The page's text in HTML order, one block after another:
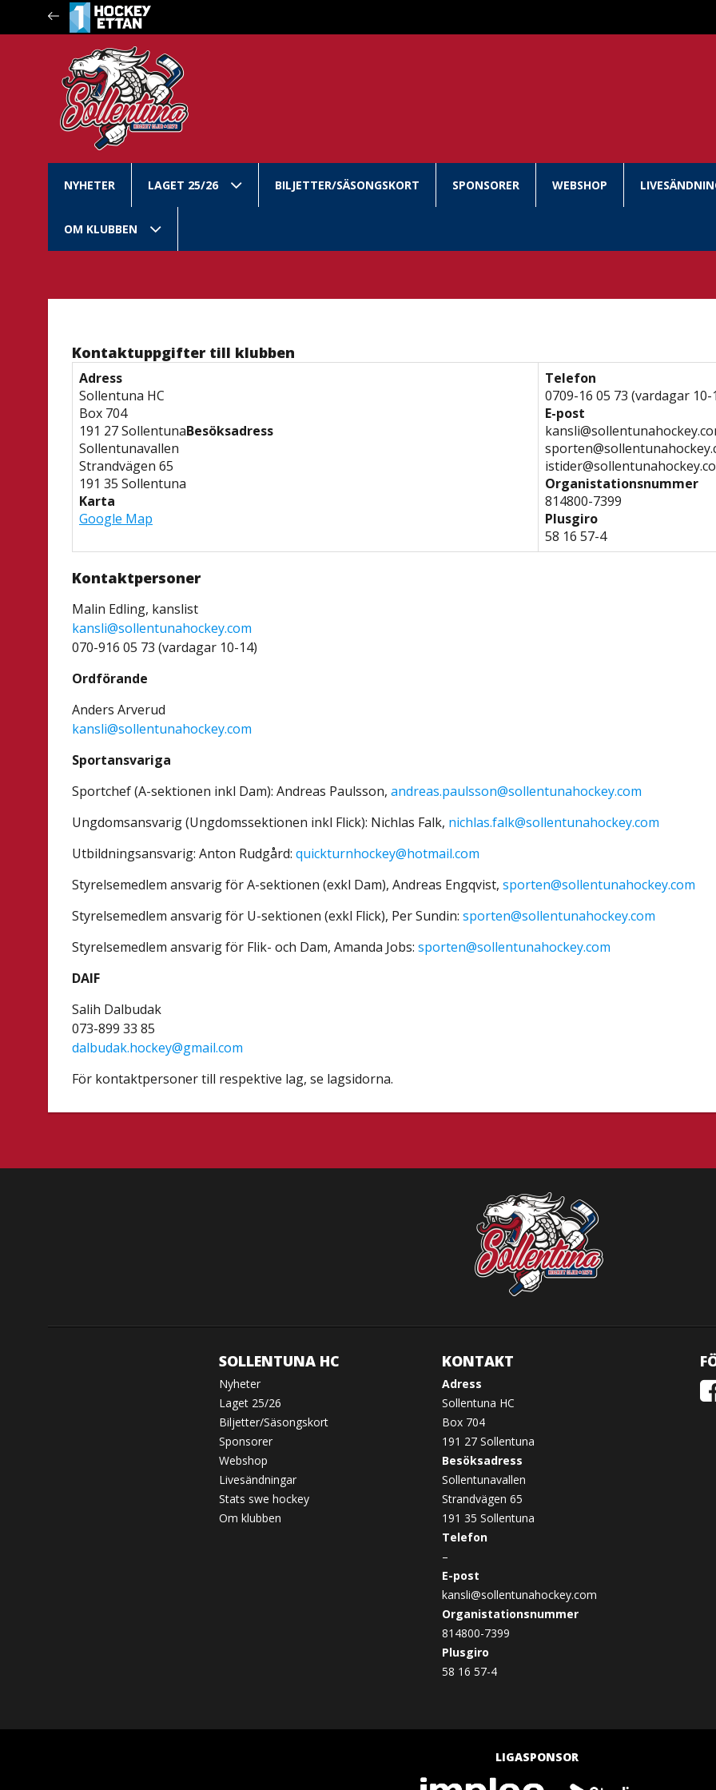
NYHETER LAGET 25/26 BILJETTER/SÄSONGSKORT SPONSORER WEBSHOP
OM KLUBBEN
Kontaktuppgifter till klubben
Adress
Sollentuna HC
Box 704
191 27 SollentunaBesöksadress
Sollentunavallen
Strandvägen 65
191 35 Sollentuna
Karta
Google Map
Telefon
0709-16 05 73 (vardagar 10-
E-post
Organistationsnummer
814800-7399
Plusgiro
58 16 57-4
Kontaktpersoner
Malin Edling, kanslist
kansli@sollentunahockey.com
070-916 05 73 (vardagar 10-14)
Ordförande
Anders Arverud
kansli@sollentunahockey.com
Sportansvariga
Sportchef (A-sektionen inkl Dam): Andreas Paulsson, andreas.paulsson@sollentunahockey.com
Ungdomsansvarig (Ungdomssektionen inkl Flick): Nichlas Falk, nichlas.falk@sollentunahockey.com
Utbildningsansvarig: Anton Rudgård: quickturnhockey@hotmail.com
Styrelsemedlem ansvarig för A-sektionen (exkl Dam), Andreas Engqvist, sporten@sollentunahockey.com
Styrelsemedlem ansvarig för U-sektionen (exkl Flick), Per Sundin: sporten@sollentunahockey.com
Styrelsemedlem ansvarig för Flik- och Dam, Amanda Jobs: sporten@sollentunahockey.com
DAIF
Salih Dalbudak
073-899 33 85
dalbudak.hockey@gmail.com
För kontaktpersoner till respektive lag, se lagsidorna.
SOLLENTUNA HC
Nyheter
Laget 25/26
Biljetter/Säsongskort
Sponsorer
Webshop
Livesändningar
Stats swe hockey
Om klubben
KONTAKT
Adress
Sollentuna HC
Box 704
191 27 Sollentuna
Besöksadress
Sollentunavallen
Strandvägen 65
191 35 Sollentuna
Telefon
–
E-post
kansli@sollentunahockey.com
Organistationsnummer
814800-7399
Plusgiro
58 16 57-4
LIGASPONSOR